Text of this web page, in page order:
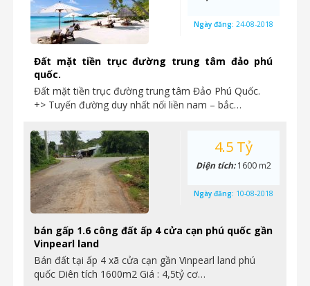
Đất mặt tiền trục đường trung tâm đảo phú
quốc.
Đất mặt tiền trục đường trung tâm Đảo Phú Quốc.
+> Tuyến đường duy nhất nối liền nam – bắc…
Ngày đăng: 24-08-2018
bán gấp 1.6 công đất ấp 4 cửa cạn phú quốc gần
Vinpearl land
Bán đất tại ấp 4 xã cửa cạn gần Vinpearl land phú
quốc Diên tích 1600m2 Giá : 4,5tỷ cơ…
4.5 Tỷ
Diện tích:1600 m2
Ngày đăng: 10-08-2018